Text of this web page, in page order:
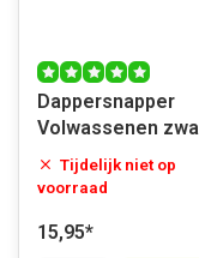
Dappersnapper
Volwassenen
Tijdelijk niet op
voorraad
15,95*